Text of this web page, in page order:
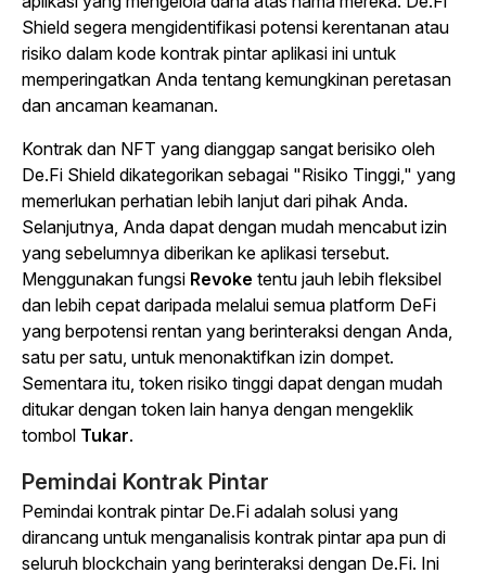
Shield segera mengidentifikasi potensi kerentanan atau
risiko dalam kode kontrak pintar aplikasi ini untuk
memperingatkan Anda tentang kemungkinan peretasan
dan ancaman keamanan.
Kontrak dan NFT yang dianggap sangat berisiko oleh
De.Fi Shield dikategorikan sebagai "Risiko Tinggi," yang
memerlukan perhatian lebih lanjut dari pihak Anda.
Selanjutnya, Anda dapat dengan mudah mencabut izin
yang sebelumnya diberikan ke aplikasi tersebut.
Menggunakan fungsi Revoke tentu jauh lebih fleksibel
dan lebih cepat daripada melalui semua platform DeFi
yang berpotensi rentan yang berinteraksi dengan Anda,
satu per satu, untuk menonaktifkan izin dompet.
Sementara itu, token risiko tinggi dapat dengan mudah
ditukar dengan token lain hanya dengan mengeklik
tombol Tukar.
Pemindai Kontrak Pintar
Pemindai kontrak pintar De.Fi adalah solusi yang
dirancang untuk menganalisis kontrak pintar apa pun di
seluruh blockchain yang berinteraksi dengan De.Fi. Ini